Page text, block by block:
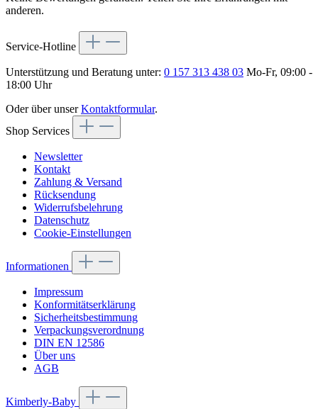
anderen.
Service-Hotline
Unterstützung und Beratung unter: 0 157 313 438 03 Mo-Fr, 09:00 -
18:00 Uhr
Oder über unserKontaktformular.
Shop Services
Newsletter
Kontakt
Zahlung & Versand
Rücksendung
Widerrufsbelehrung
Datenschutz
Cookie-Einstellungen
Informationen
Impressum
Konformitätserklärung
Sicherheitsbestimmung
Verpackungsverordnung
DIN EN 12586
Über uns
AGB
Kimberly-Baby